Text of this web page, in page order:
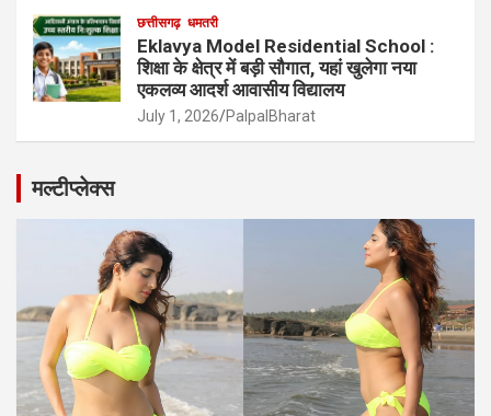
छत्तीसगढ़ धमतरी
Eklavya Model Residential School :
शिक्षा के क्षेत्र में बड़ी सौगात, यहां खुलेगा नया
एकलव्य आदर्श आवासीय विद्यालय
July 1, 2026 PalpalBharat
मल्टीप्लेक्स